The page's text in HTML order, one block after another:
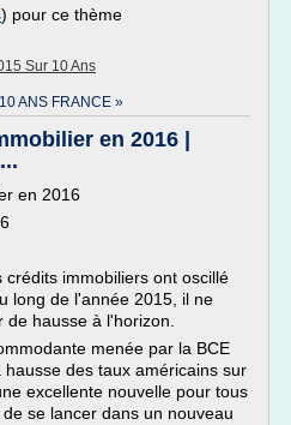
) pour ce thème
Sur 10 Ans
ANS FRANCE »
en 2016 |
en 2016
immobiliers ont oscillé
long de l'année 2015, il ne
hausse à l'horizon.
menée par la BCE
des taux américains sur
excellente nouvelle pour tous
se lancer dans un nouveau